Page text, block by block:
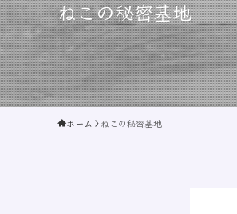
ねこの秘密基地
ホーム ねこの秘密基地